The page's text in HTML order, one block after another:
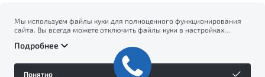
© 2026
Политика конфиденциальности персональных данных
Официальный сайт Belgee в России
Мы используем файлы куки для полноценного функционирования
сайта. Вы всегда можете отключить файлы куки в настройках
на сбор и использование файлов куки, и подтверждаете
ознакомление с информацией по сбору, использованию и
возможной блокировке файлов куки в
Политике
конфиденциальности
Подробнее
Понятно